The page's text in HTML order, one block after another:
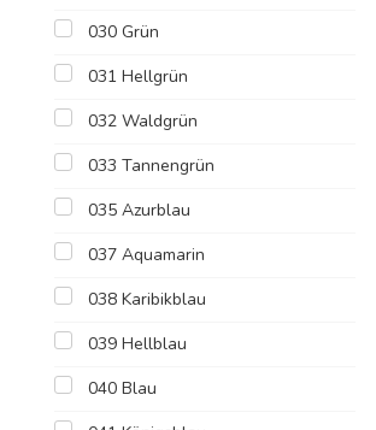
030 Grün
031 Hellgrün
032 Waldgrün
033 Tannengrün
035 Azurblau
037 Aquamarin
038 Karibikblau
039 Hellblau
040 Blau